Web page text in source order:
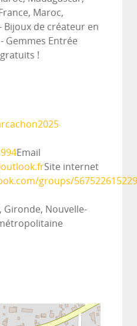
Maroc,
Bijoux de créateur en
Gemmes Entrée
!
Email
Site internet
groups/
Gironde, Nouvelle-